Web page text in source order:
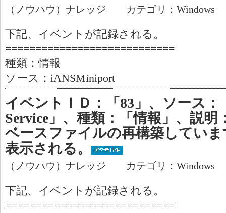
（ノウハウ）ナレッジ カテゴリ：Windows
下記、イベントが記録される。
============================
種類：情報
ソース：iANSMiniport
イベントＩＤ：「83」、ソース：
Service」、種類：「情報」、説
ベースファイルの再構築してい
表示される。
（ノウハウ）ナレッジ カテゴリ：Windows
下記、イベントが記録される。
============================